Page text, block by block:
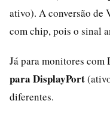
ativo). A conversão de
com chip, pois o sinal
Já para monitores com
para DisplayPort
diferentes.